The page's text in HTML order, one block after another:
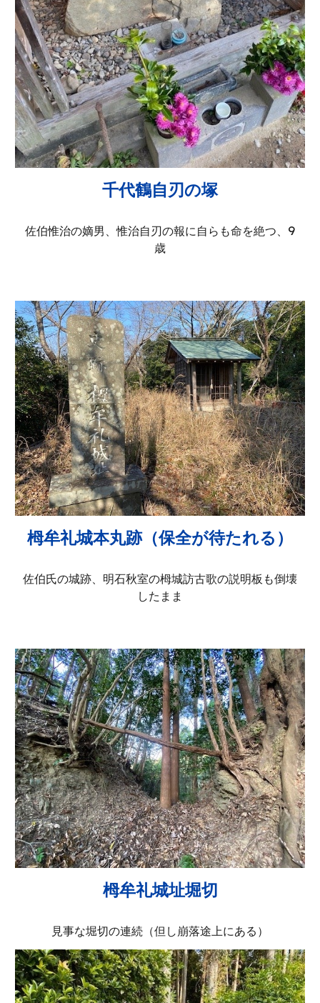
千代鶴自刃の塚
佐伯惟治の嫡男、惟治自刃の報に自らも命を絶つ、9
歳
栂牟礼城本丸跡（保全が待たれる）
佐伯氏の城跡、明石秋室の栂城訪古歌の説明板も倒壊
したまま
栂牟礼城址堀切
見事な堀切の連続（但し崩落途上にある）